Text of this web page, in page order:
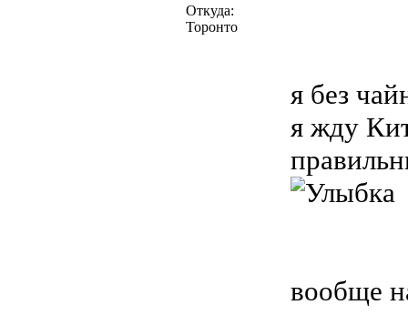
Откуда:
Торонто
я без
я жду
вообще